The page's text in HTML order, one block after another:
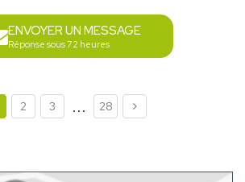
ENVOYER UN MESSAGE
Réponse sous 72 heures
2 3 ... 28